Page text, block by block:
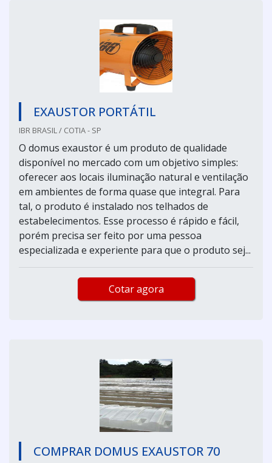
EXAUSTOR PORTÁTIL
IBR BRASIL / COTIA - SP
O domus exaustor é um produto de qualidade
disponível no mercado com um objetivo simples:
oferecer aos locais iluminação natural e ventilação
em ambientes de forma quase que integral. Para
tal, o produto é instalado nos telhados de
estabelecimentos. Esse processo é rápido e fácil,
porém precisa ser feito por uma pessoa
especializada e experiente para que o produto sej...
Cotar agora
COMPRAR DOMUS EXAUSTOR 70